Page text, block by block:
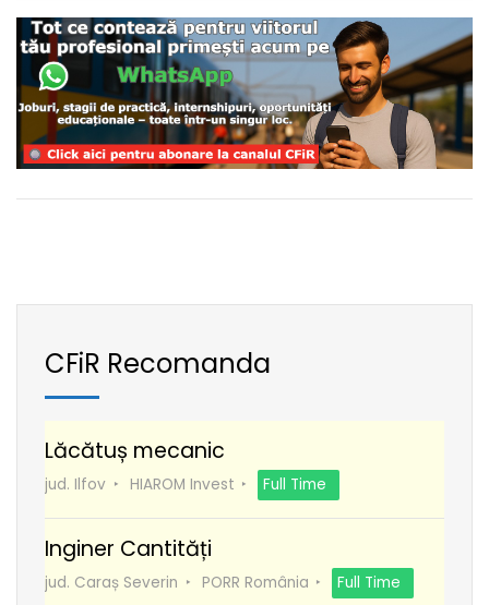
CFiR Recomanda
Lăcătuș mecanic
jud. Ilfov HIAROM Invest Full Time
Inginer Cantități
jud. Caraș Severin PORR România Full Time